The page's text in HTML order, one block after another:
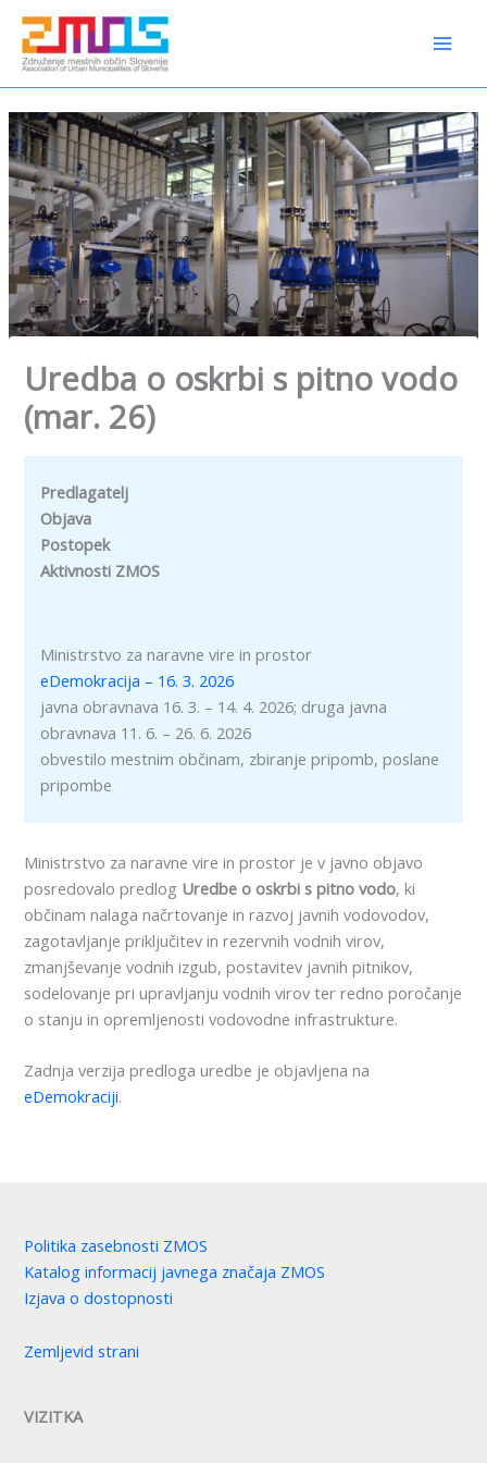
content
Preskoči
vsebino
Uredba o oskrbi s pitno vodo
(mar. 26)
Predlagatelj
Objava
Postopek
Aktivnosti ZMOS
Ministrstvo za naravne vire in prostor
eDemokracija – 16. 3. 2026
javna obravnava 16. 3. – 14. 4. 2026; druga javna
obravnava 11. 6. – 26. 6. 2026
obvestilo mestnim občinam, zbiranje pripomb, poslane
pripombe
Ministrstvo za naravne vire in prostor je v javno objavo
posredovalo predlog Uredbe o oskrbi s pitno vodo, ki
občinam nalaga načrtovanje in razvoj javnih vodovodov,
zagotavljanje priključitev in rezervnih vodnih virov,
zmanjševanje vodnih izgub, postavitev javnih pitnikov,
sodelovanje pri upravljanju vodnih virov ter redno poročanje
o stanju in opremljenosti vodovodne infrastrukture.
Zadnja verzija predloga uredbe je objavljena na
eDemokraciji.
Politika zasebnosti ZMOS
Katalog informacij javnega značaja ZMOS
Izjava o dostopnosti
Zemljevid strani
VIZITKA